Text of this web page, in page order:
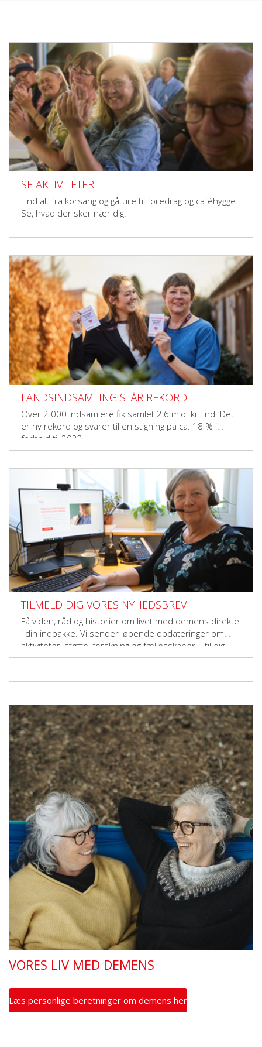
SE AKTIVITETER
Find alt fra korsang og gåture til foredrag og caféhygge.
Se, hvad der sker nær dig.
LANDSINDSAMLING SLÅR REKORD
Over 2.000 indsamlere fik samlet 2,6 mio. kr. ind. Det
er ny rekord og svarer til en stigning på ca. 18 % i
forhold til 2023.
TILMELD DIG VORES NYHEDSBREV
Få viden, råd og historier om livet med demens direkte
i din indbakke. Vi sender løbende opdateringer om
aktiviteter, støtte, forskning og fællesskaber – til dig,
der vil gøre en forskel.
VORES LIV MED DEMENS
Læs personlige beretninger om demens her